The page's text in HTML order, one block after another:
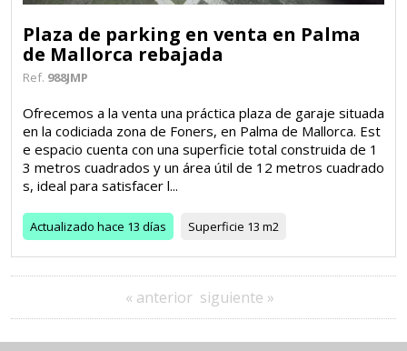
Plaza de parking en venta en Palma
de Mallorca rebajada
Ref. 988JMP
Ofrecemos a la venta una práctica plaza de garaje situada
en la codiciada zona de Foners, en Palma de Mallorca. Est
e espacio cuenta con una superficie total construida de 1
3 metros cuadrados y un área útil de 12 metros cuadrado
s, ideal para satisfacer l...
Actualizado hace 13 días Superficie 13 m2
« anterior siguiente »